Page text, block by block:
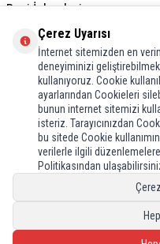
Bayi İşlemleri
Adres & İletişim
Çerez Uyarısı
İnternet sitemizden en
deneyiminizi
kullanıyoruz. Cookie
ayarlarından Cookieleri
bunun internet sitemizi
isteriz. Tarayıcınızdan
bu sitede Cookie
verilerle ilgili
Politikasından